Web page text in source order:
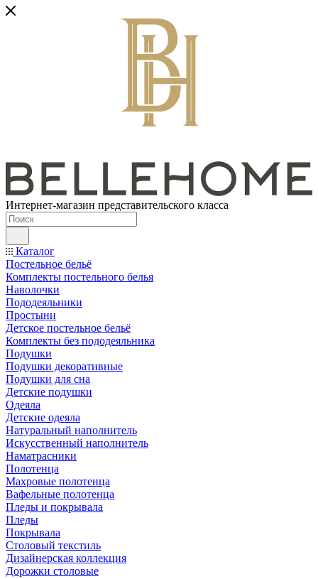
Интернет-магазин представительского класса
Каталог
Постельное бельё
Комплекты постельного белья
Наволочки
Пододеяльники
Простыни
Детское постельное бельё
Комплекты без пододеяльника
Подушки
Подушки декоративные
Подушки для сна
Детские подушки
Одеяла
Детские одеяла
Натуральный наполнитель
Искуcственный наполнитель
Наматрасники
Полотенца
Махровые полотенца
Вафельные полотенца
Пледы и покрывала
Пледы
Покрывала
Столовый текстиль
Дизайнерская коллекция
Дорожки столовые